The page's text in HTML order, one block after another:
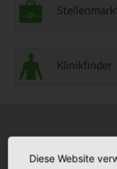
Klinikfinder
Krankenhäuser
Bonifatius Hospital
Diese Website